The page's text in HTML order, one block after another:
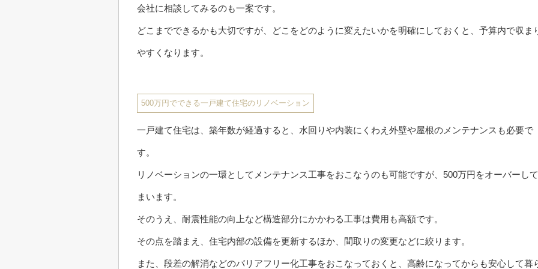
会社に相談してみるのも一案です。
どこまでできるかも大切ですが、どこをどのように変えたいかを明確にしておくと、予算内で収ま
やすくなります。
500万円でできる一戸建て住宅のリノベーション
一戸建て住宅は、築年数が経過すると、水回りや内装にくわえ外壁や屋根のメンテナンスも必要で
す。
リノベーションの一環としてメンテナンス工事をおこなうのも可能ですが、500万円をオーバーし
まいます。
そのうえ、耐震性能の向上など構造部分にかかわる工事は費用も高額です。
その点を踏まえ、住宅内部の設備を更新するほか、間取りの変更などに絞ります。
また、段差の解消などのバリアフリー化工事をおこなっておくと、高齢になってからも安心して暮